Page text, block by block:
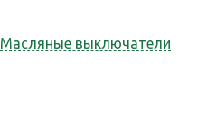
Масляные выключатели